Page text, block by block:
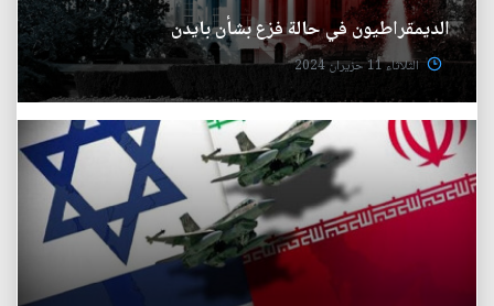
الديمقراطيون في حالة فزع بشأن بايدن
الثلاثاء 11 حزيران 2024